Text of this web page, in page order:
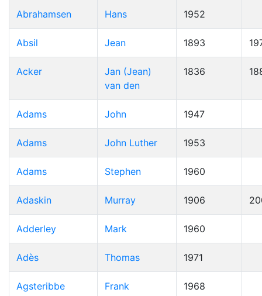
Abrahamsen Hans 1952
Absil Jean 1893
Acker
Jan (Jean)
van den
1836
Adams John 1947
Adams John Luther 1953
Adams Stephen 1960
Adaskin Murray 1906
Adderley Mark 1960
Adès Thomas 1971
Agsteribbe Frank 1968